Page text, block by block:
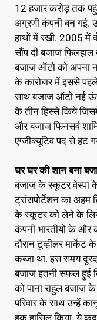
12 हजार करोड़ तक
अग्रणी कंपनी बन गई.
हाथों में रखी. 2005 में
सौंप दी बजाज
बजाज ऑटो को अपना
के कारोबार में इससे
साथ बजाज ऑटो नई
के तीन हिस्से किये
और बजाज फिनसर्व
एग्जीक्यूटिव पद से हट
घर घर की शान बना
बजाज के स्कूटर वेस्पा
ट्रांसपोर्टेशन का अहम
के स्कूटर को लेने के
कंपनी भारतीयों के और
दौरान टूव्हीलर मार्केट
कब्जा था. इस समय
बजाज इतनी सफल हुई
को पाना राहुल बजाज
परिवार के साथ उन्हें